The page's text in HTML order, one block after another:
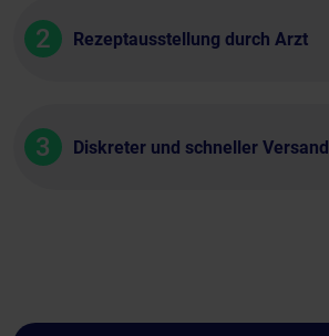
2 Rezeptausstellung durch Arzt
3 Diskreter und schneller Versand